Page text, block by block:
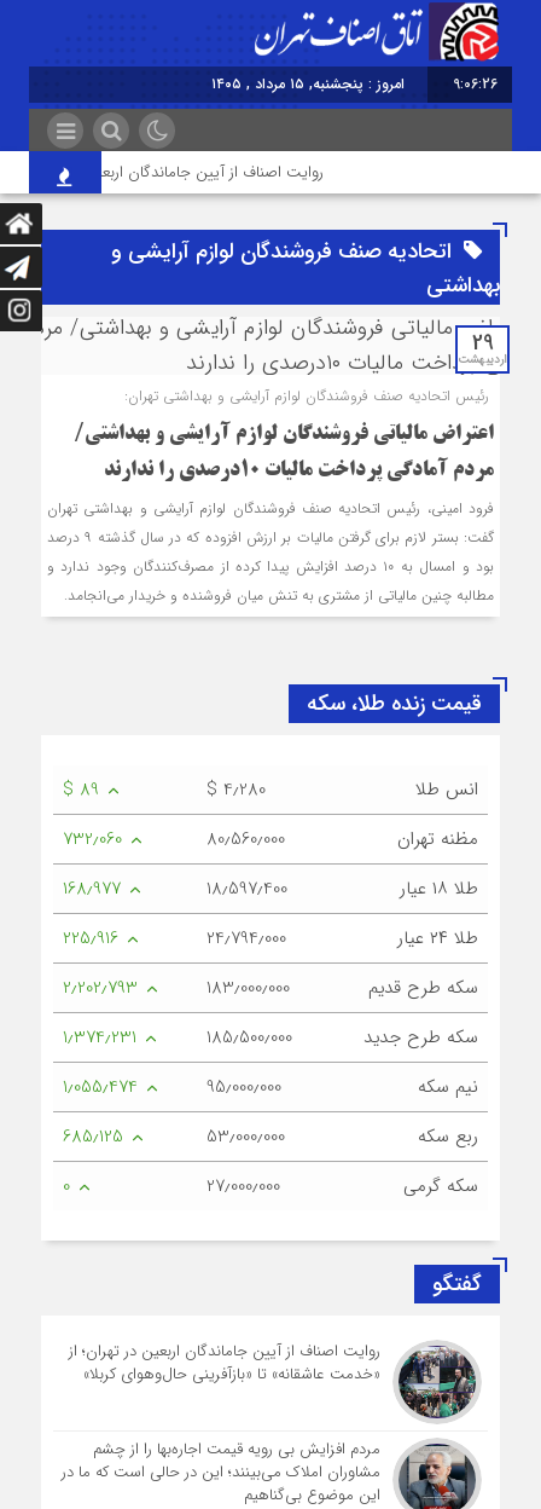
9:06:26 امروز : پنجشنبه, ۱۵ مرداد , ۱۴۰۵
روایت اصناف از آیین جاماندگان اربعین در تهران؛ از
اتحادیه صنف فروشندگان لوازم آرایشی و
بهداشتی
29
اردیبهشت
رئیس اتحادیه صنف فروشندگان لوازم آرایشی و بهداشتی تهران:
اعتراض مالیاتی فروشندگان لوازم آرایشی و بهداشتی/
مردم آمادگی پرداخت مالیات ۱۰درصدی را ندارند
فرود امینی، رئیس اتحادیه صنف فروشندگان لوازم آرایشی و بهداشتی تهران
گفت: بستر لازم برای گرفتن مالیات بر ارزش افزوده که در سال گذشته ۹ درصد
بود و امسال به ۱۰ درصد افزایش پیدا کرده از مصرف‌کنندگان وجود ندارد و
مطالبه چنین مالیاتی از مشتری به تنش میان فروشنده و خریدار می‌انجامد.
قیمت زنده طلا، سکه
انس طلا $ 4٫280
$ 89
مظنه تهران
80٫560٫000
732٫060
طلا ۱۸ عیار
18٫597٫400
168٫977
طلا ۲۴ عیار
24٫794٫000
225٫916
سکه طرح قدیم
183٫000٫000
2٫202٫793
سکه طرح جدید
185٫500٫000
1٫374٫231
نیم سکه
95٫000٫000
1٫055٫474
ربع سکه
53٫000٫000
685٫125
سکه گرمی
27٫000٫000 0
گفتگو
روایت اصناف از آیین جاماندگان اربعین در تهران؛ از
«خدمت عاشقانه» تا «بازآفرینی حال‌وهوای کربلا»
مردم افزایش بی رویه قیمت اجاره‌بها را از چشم
مشاوران املاک می‌بینند؛ این در حالی است که ما در
این موضوع بی‌گناهیم